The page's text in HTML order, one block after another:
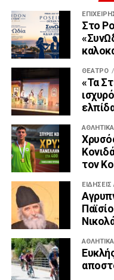
Στο
ΘΈΑΤΡΟ
«Τα
ΑΘΛΗΤΙΚΆ
τον
ΑΘΛΗΤΙΚΆ